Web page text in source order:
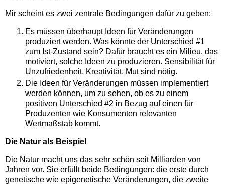
Mir scheint es zwei zentrale Bedingungen dafür zu geben:
Es müssen überhaupt Ideen für Veränderungen
produziert werden. Was könnte der Unterschied #1
zum Ist-Zustand sein? Dafür braucht es ein Milieu, das
motiviert, solche Ideen zu produzieren. Sensibilität für
Unzufriedenheit, Kreativität, Mut sind nötig.
Die Ideen für Veränderungen müssen implementiert
werden können, um zu sehen, ob es zu einem
positiven Unterschied #2 in Bezug auf einen für
Produzenten wie Konsumenten relevanten
Wertmaßstab kommt.
Die Natur als Beispiel
Die Natur macht uns das sehr schön seit Milliarden von
Jahren vor. Sie erfüllt beide Bedingungen: die erste durch
genetische wie epigenetische Veränderungen, die zweite